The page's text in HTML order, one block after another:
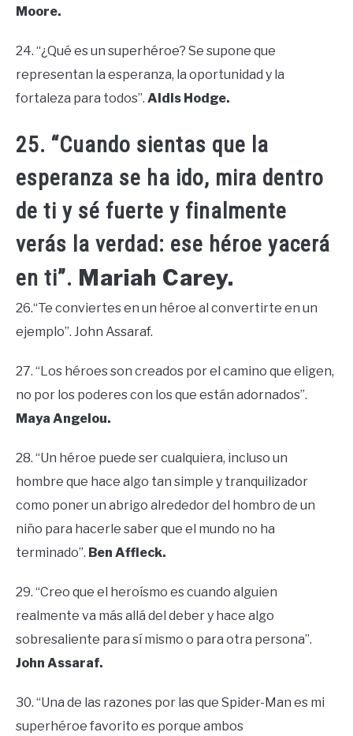
Moore.
24. “¿Qué es un superhéroe? Se supone que
representan la esperanza, la oportunidad y la
fortaleza para todos”. Aldis Hodge.
25. “Cuando sientas que la
esperanza se ha ido, mira dentro
de ti y sé fuerte y finalmente
verás la verdad: ese héroe yacerá
en ti”. Mariah Carey.
26.“Te conviertes en un héroe al convertirte en un
ejemplo”. John Assaraf.
27. “Los héroes son creados por el camino que eligen,
no por los poderes con los que están adornados”.
Maya Angelou.
28. “Un héroe puede ser cualquiera, incluso un
hombre que hace algo tan simple y tranquilizador
como poner un abrigo alrededor del hombro de un
niño para hacerle saber que el mundo no ha
terminado”. Ben Affleck.
29. “Creo que el heroísmo es cuando alguien
realmente va más allá del deber y hace algo
sobresaliente para sí mismo o para otra persona”.
John Assaraf.
30. “Una de las razones por las que Spider-Man es mi
superhéroe favorito es porque ambos